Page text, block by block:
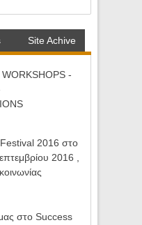
Site Achive
-
2016 στο
2016 ,
στο Success